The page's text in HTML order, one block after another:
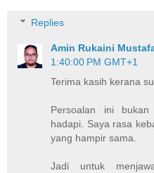
Replies
Amin Rukaini
1:40:00 PM GMT+1
Terima kasih kerana
Persoalan ini
hadapi. Saya rasa
yang hampir sama.
Jadi untuk